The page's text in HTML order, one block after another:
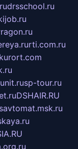
drsschool.ru
rti.com.ru
sp-tour.ru
DSHAIR.RU